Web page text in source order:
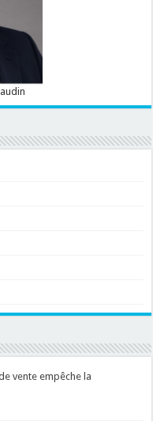
vente empêche la